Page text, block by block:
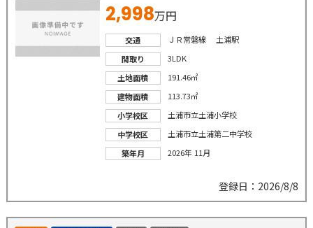
2,998万円
交通
ＪＲ常磐線 土浦駅
間取り
3LDK
土地面積
191.46㎡
建物面積
113.73㎡
小学校区
土浦市立土浦小学校
中学校区
土浦市立土浦第二中学校
築年月
2026年 11月
登録日：2026/8/8